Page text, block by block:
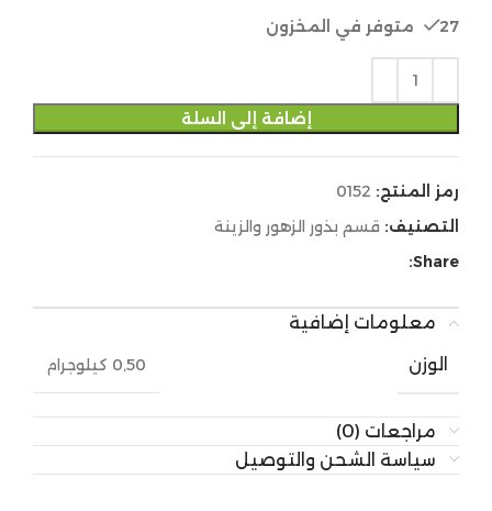
27 متوفر في المخزون
إضافة إلى السلة
رمز المنتج: 0152
التصنيف: قسم بذور الزهور والزينة
Share:
معلومات إضافية
الوزن
0,50 كيلوجرام
مراجعات (0)
سياسة الشحن والتوصيل